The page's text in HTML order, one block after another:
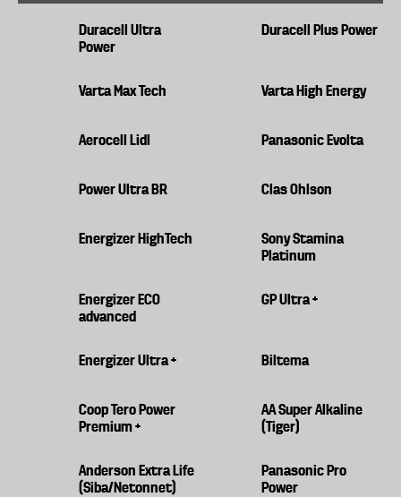
Duracell Ultra
Power
Duracell Plus Power
Varta Max Tech Varta High Energy
Aerocell Lidl Panasonic Evolta
Power Ultra BR Clas Ohlson
Energizer HighTech
Sony Stamina
Platinum
Energizer ECO
advanced
GP Ultra +
Energizer Ultra + Biltema
Coop Tero Power
Premium +
AA Super Alkaline
(Tiger)
Anderson Extra Life
(Siba/Netonnet)
Panasonic Pro
Power